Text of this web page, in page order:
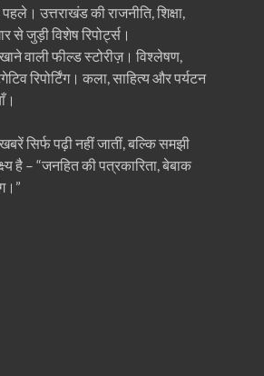
उत्तराखंड की राजनीति, शिक्षा,
से जुड़ी विशेष रिपोर्ट्स।
वाली फील्ड स्टोरीज़। विश्लेषण,
रिपोर्टिंग। कला, साहित्य और पर्यटन
सिर्फ पढ़ी नहीं जातीं, बल्कि समझी
है – “जनहित की पत्रकारिता, बेबाक